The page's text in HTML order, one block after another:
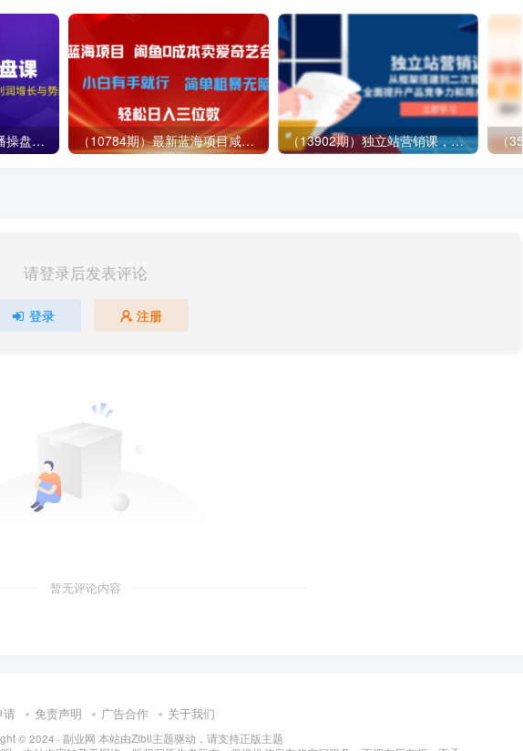
（12881期）视频号直播操盘课，从认知战略到实操案例 全方位实现利润增长与势能提升 （10784期）最新蓝海项目咸鱼零成本卖爱奇艺会员小白有手就行 无脑操作轻松日入三位数 （13902期）独立站营销课，从框架搭建到二次营销，全面提升产品竞争力和用户忠诚度
请登录后发表评论
登录 注册
暂无评论内容
请 免责声明 广告合作 关于我们
© 2024 · 副业网 本站由Zibll主题驱动，请支持正版主题